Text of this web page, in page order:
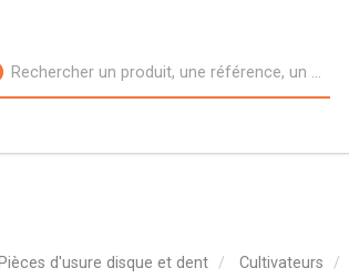
Pièces d'usure disque et dent Cultivateurs